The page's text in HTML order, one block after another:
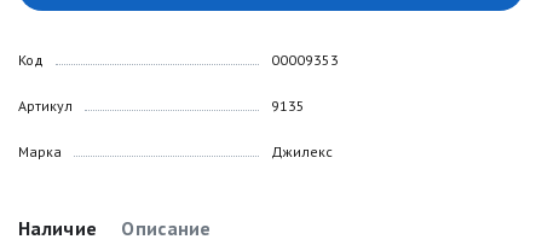
Код
Артикул
Марка
00009353
9135
Джилекс
Наличие Описание